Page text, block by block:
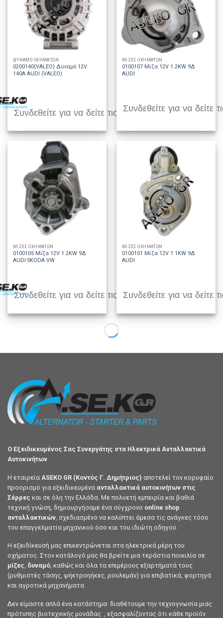
ΔΥΝΑΜΟ ΟΧΗΜΑΤΩΝ
0200140(VALEO) Δυναμό 12V
140A AUDI (VALEO)
Συνδεθείτε για να δείτε τις τιμές
ΜΙΖΕΣ ΟΧΗΜΑΤΩΝ
0100107 Μίζα 12V 1.2KW 9Δ
AUDI
Συνδεθείτε για να δείτε
ΜΙΖΕΣ ΟΧΗΜΑΤΩΝ
0100105 Μίζα 12V 1.2KW 9Δ
AUDI SKODA VW
Συνδεθείτε για να δείτε τις τιμές
ΜΙΖΕΣ ΟΧΗΜΑΤΩΝ
0100101 Μίζα 12V 1.1KW 9Δ
AUDI
Συνδεθείτε για να δείτε
Ο Εξειδικευμένος Σας Συνεργάτης στα Ηλεκτρικά Ανταλλακτικά
Αυτοκινήτων
Η εταιρεία ASEKO GR (Κοντός Γ. Δημήτριος) αποτελεί τον κορυφαίο
προορισμό για εξειδικευμένα ανταλλακτικά αυτοκινήτων στις
Σέρρες και σε όλη την Ελλάδα. Με πολυετή εμπειρία και βαθιά
τεχνική γνώση, δημιουργήσαμε ένα σύγχρονο online shop
ανταλλακτικών , σχεδιασμένο να καλύπτει άμεσα τις ανάγκες τόσο
του επαγγελματία μηχανικού όσο και του ιδιώτη οδηγού.
Η εξειδίκευσή μας επικεντρώνεται στα ηλεκτρικά μέρη του
οχήματος. Στον κατάλογό μας θα βρείτε μια τεράστια ποικιλία σε
μίζες, δυναμό, καθώς και όλα τα επιμέρους εξαρτήματά τους
(ρυθμιστές τάσης, ψήκτροηήκες, ρουλεμάν) για επιβατικά, φορτηγά
και αγροτικά μηχανήματα.
Δεν είμαστε απλά ένα κατάστημα· διαθέτουμε την τεχνογνωσία μιας
πρότυπης βιοτεχνικής μονάδας , εξασφαλίζοντας ότι κάθε προϊόν